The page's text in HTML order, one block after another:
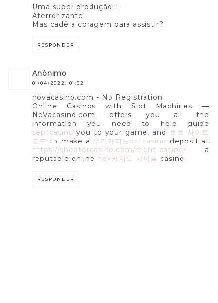
Uma super produção!!!
Aterrorizante!
Mas cadê a coragem para assistir?
RESPONDER
anônimo
01/04/2022, 01:02
novacasino.com - No Registration
Online Casinos with Slot Machines —
NoVacasino.com offers you all the
information you need to help guide
septcasino you to your game, and
토토 사이트
코드 to make a 우리카지노octcasino deposit at
https://shootercasino.com/merit-casino/ a
reputable online nov카지노 사이트 casino
RESPONDER